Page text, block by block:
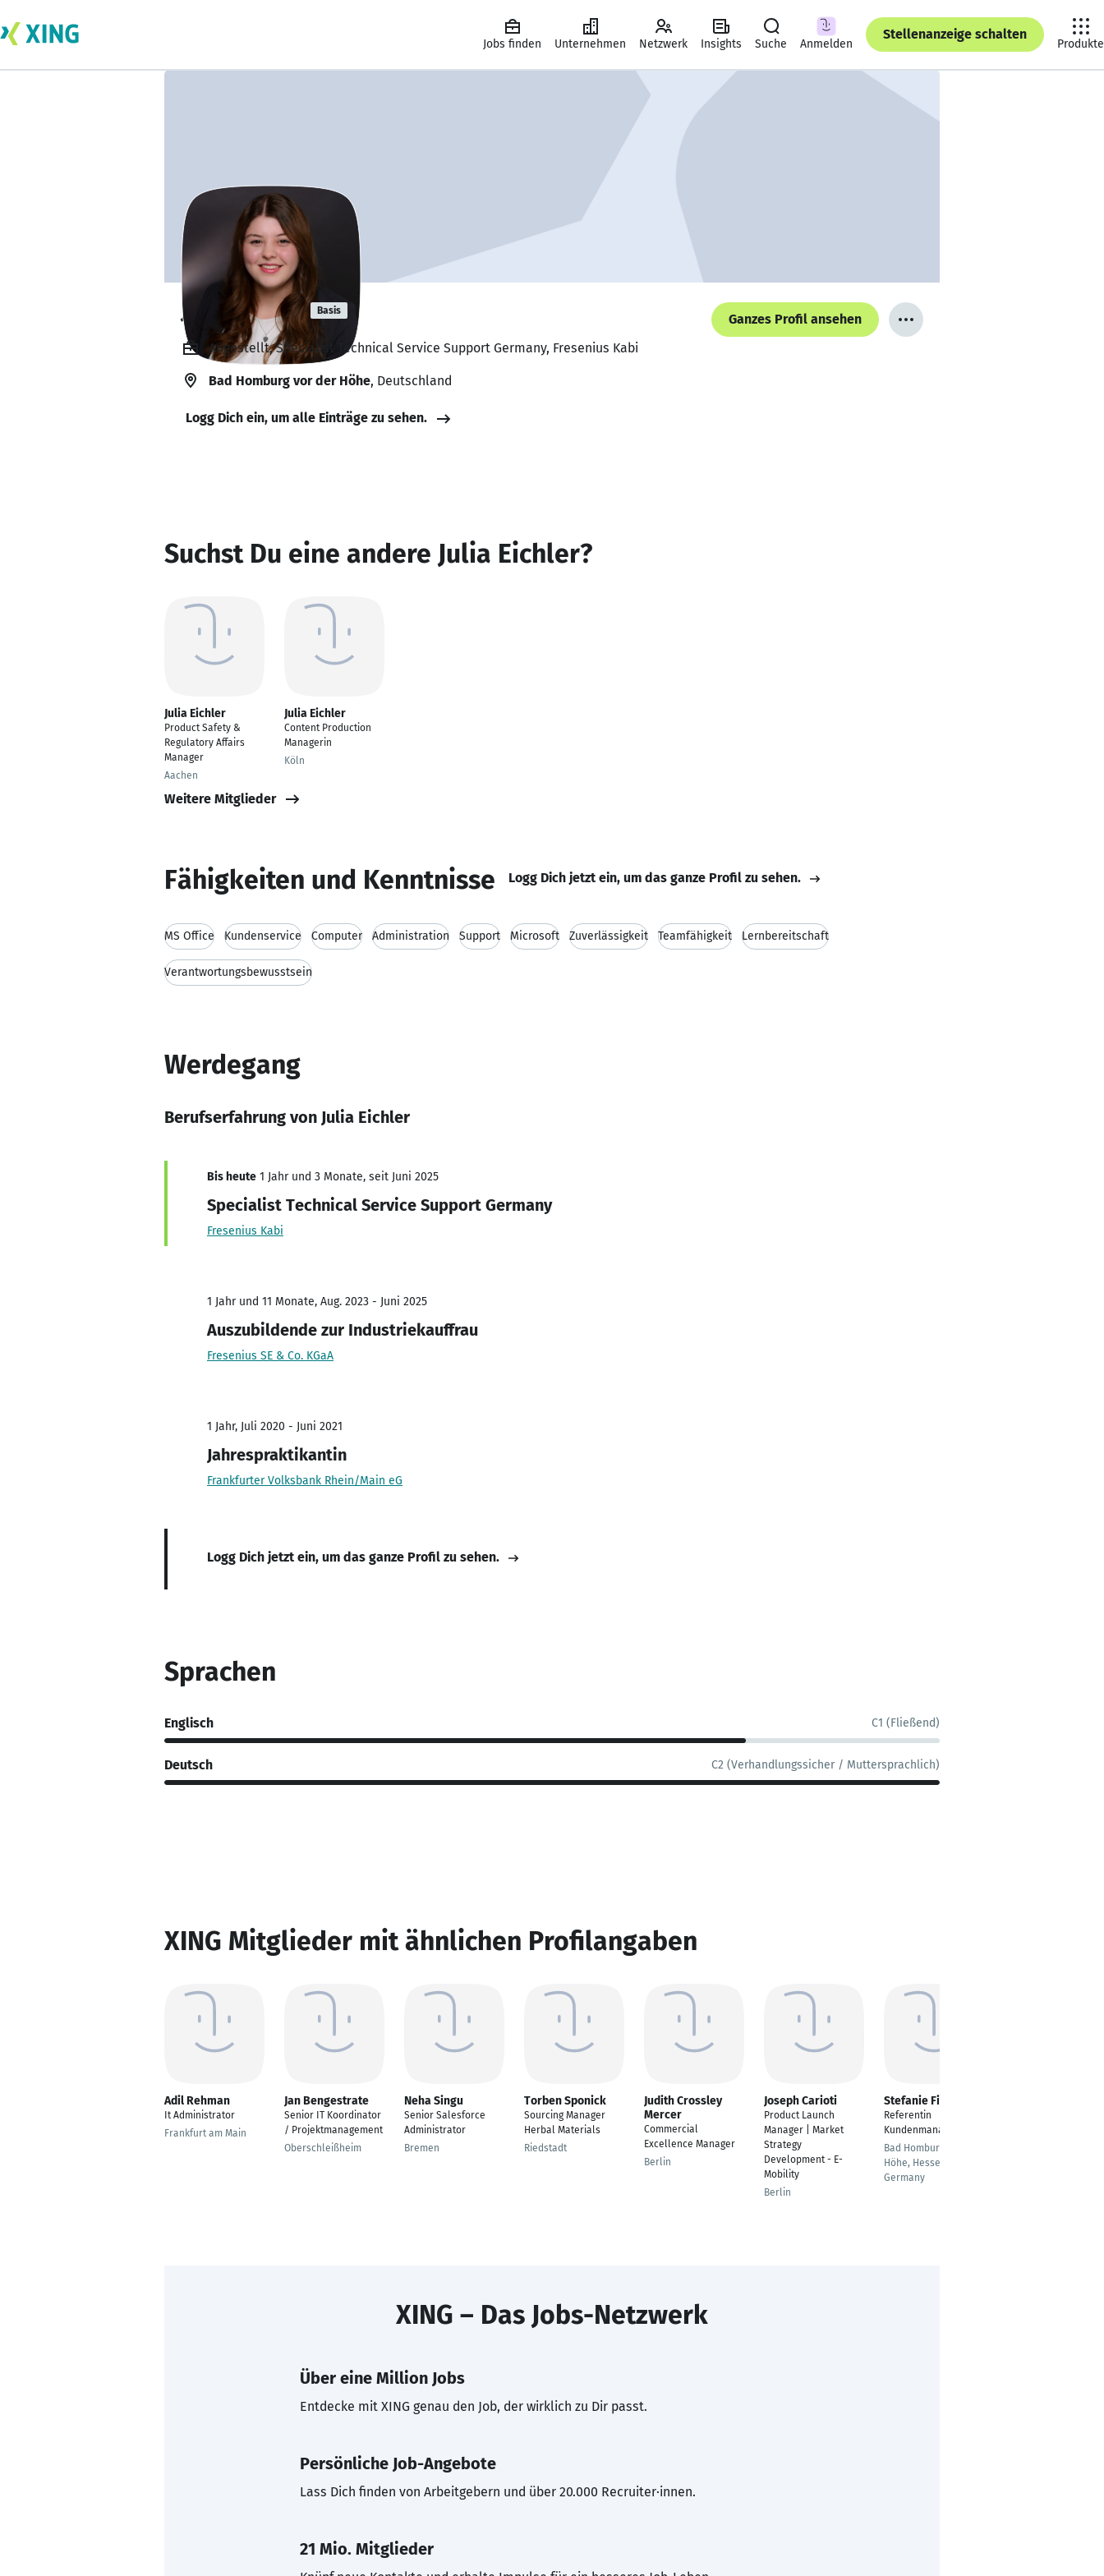
Jobs finden Unternehmen Netzwerk Insights Suche Anmelden
Stellenanzeige schalten
Produkte
Julia Eichler Basis
Ganzes Profil ansehen
Angestellt, Specialist Technical Service Support Germany, Fresenius Kabi
Bad Homburg vor der Höhe, Deutschland
Logg Dich ein, um alle Einträge zu sehen.
Suchst Du eine andere Julia Eichler?
Julia Eichler
Product Safety &
Regulatory Affairs
Manager
Aachen
Julia Eichler
Content Production
Managerin
Köln
Weitere Mitglieder
Fähigkeiten und Kenntnisse Logg Dich jetzt ein, um das ganze Profil zu sehen.
MS Office Kundenservice Computer Administration Support Microsoft Zuverlässigkeit Teamfähigkeit Lernbereitschaft
Verantwortungsbewusstsein
Werdegang
Berufserfahrung von Julia Eichler
Bis heute 1 Jahr und 3 Monate, seit Juni 2025
Specialist Technical Service Support Germany
Fresenius Kabi
1 Jahr und 11 Monate, Aug. 2023 - Juni 2025
Auszubildende zur Industriekauffrau
Fresenius SE & Co. KGaA
1 Jahr, Juli 2020 - Juni 2021
Jahrespraktikantin
Frankfurter Volksbank Rhein/Main eG
Logg Dich jetzt ein, um das ganze Profil zu sehen.
Sprachen
Englisch C1 (Fließend)
Deutsch C2 (Verhandlungssicher / Muttersprachlich)
XING Mitglieder mit ähnlichen Profilangaben
Adil Rehman
It Administrator
Frankfurt am Main
Jan Bengestrate
Senior IT Koordinator
/ Projektmanagement
Oberschleißheim
Neha Singu
Senior Salesforce
Administrator
Bremen
Torben Sponick
Sourcing Manager
Herbal Materials
Riedstadt
Judith Crossley
Mercer
Commercial
Excellence Manager
Berlin
Joseph Carioti
Product Launch
Manager | Market
Strategy
Development - E-
Mobility
Berlin
Stefanie Fink
Referentin
Kundenmanagement
Bad Homburg vor der
Höhe, Hessen,
Germany
XING – Das Jobs-Netzwerk
Über eine Million Jobs
Entdecke mit XING genau den Job, der wirklich zu Dir passt.
Persönliche Job-Angebote
Lass Dich finden von Arbeitgebern und über 20.000 Recruiter·innen.
21 Mio. Mitglieder